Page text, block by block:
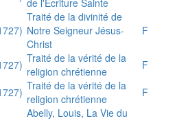
Traité de la divinité de
Notre Seigneur Jésus-
Christ
F
Traité de la vérité de la
religion chrétienne
F
Traité de la vérité de la
religion chrétienne
F
Abelly, Louis, La Vie du